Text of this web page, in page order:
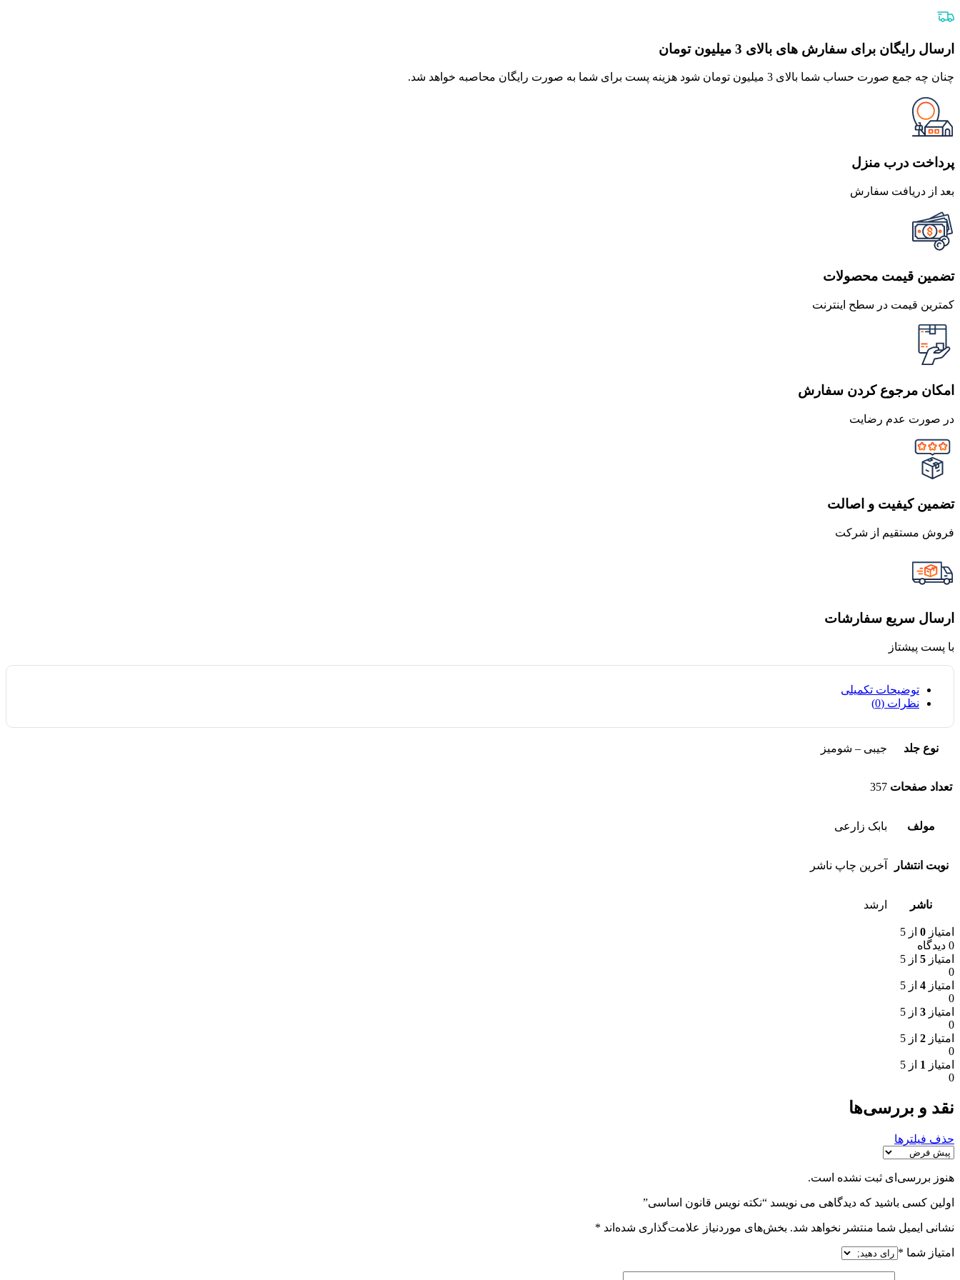
ارسال رایگان برای سفارش های بالای 3 میلیون تومان
چنان چه جمع صورت حساب شما بالای 3 میلیون تومان شود هزینه پست برای شما به صورت رایگان محاصبه خواهد شد.
پرداخت درب منزل
بعد از دریافت سفارش
تضمین قیمت محصولات
کمترین قیمت در سطح اینترنت
امکان مرجوع کردن سفارش
در صورت عدم رضایت
تضمین کیفیت و اصالت
فروش مستقیم از شرکت
ارسال سریع سفارشات
با پست پیشتاز
توضیحات تکمیلی
نظرات (0)
نوع جلد جیبی – شومیز
تعداد صفحات 357
مولف بابک زارعی
نوبت انتشار آخرین چاپ ناشر
ناشر ارشد
امتیاز 0 از 5
0 دیدگاه
امتیاز 5 از 5
0
امتیاز 4 از 5
0
امتیاز 3 از 5
0
امتیاز 2 از 5
0
امتیاز 1 از 5
0
نقد و بررسی‌ها
حذف فیلترها
هنوز بررسی‌ای ثبت نشده است.
اولین کسی باشید که دیدگاهی می نویسد “نکته نویس قانون اساسی”
نشانی ایمیل شما منتشر نخواهد شد. بخش‌های موردنیاز علامت‌گذاری شده‌اند *
امتیاز شما *